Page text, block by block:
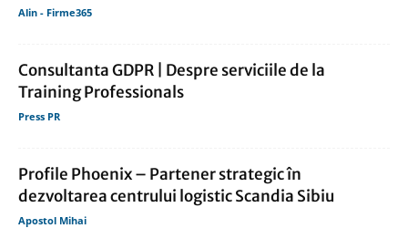
Alin - Firme365
Consultanta GDPR | Despre serviciile de la
Training Professionals
Press PR
Profile Phoenix – Partener strategic în
dezvoltarea centrului logistic Scandia Sibiu
Apostol Mihai